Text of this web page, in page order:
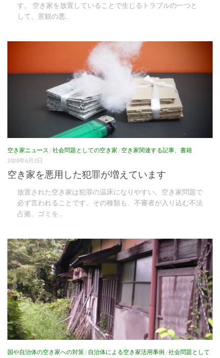
す。 空き家を放置していることで生じるトラブルの一つと
して、景観の悪...
空き家ニュース /社会問題としての空き家 / 空き家関連する記事、書籍
2020年6月3日
空き家を悪用した犯罪が増えています
放置された空き家は犯罪の温床になりやすい。空き家問題で
必ず言われることです。その種類も、不審者が入り込む不法
占拠、ゴミを...
国や自治体の空き家への対策 / 自治体による空き家活用事例 /社会問題として